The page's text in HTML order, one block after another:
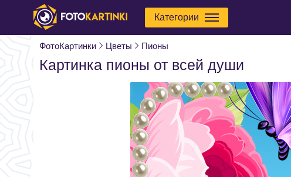
Категории
ФотоКартинки Цветы Пионы
Картинка пионы от всей души